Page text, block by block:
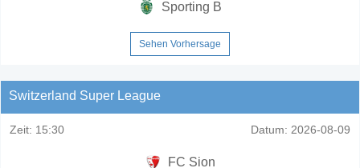
Sporting B
Sehen Vorhersage
Switzerland Super League
Zeit: 15:30 Datum: 2026-08-09
FC Sion